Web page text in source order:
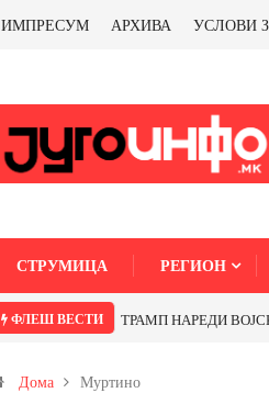
ИМПРЕСУМ АРХИВА УСЛОВИ
СТРУМИЦА РЕГИОН
ФЛЕШ ВЕСТИ ТРАМП НАРЕДИ
Дома Муртино